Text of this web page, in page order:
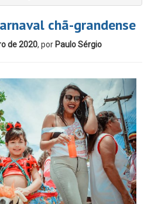
chã-grandense
de 2020, por Paulo Sérgio